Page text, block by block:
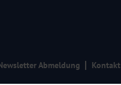
Abmeldung Kontakt